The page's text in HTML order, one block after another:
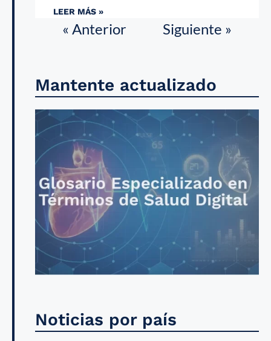
LEER MÁS »
« Anterior Siguiente »
Mantente actualizado
Noticias por país